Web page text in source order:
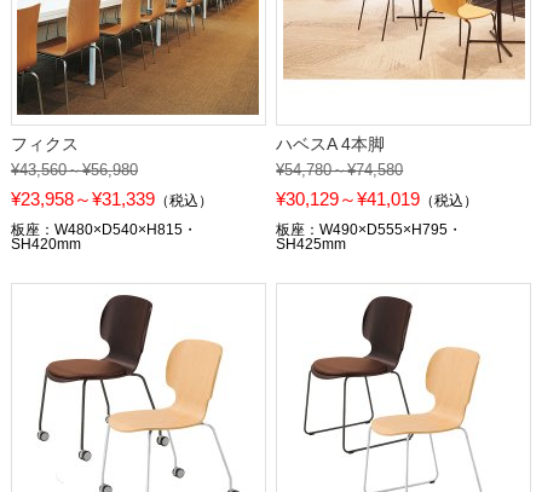
フィクス
¥43,560～¥56,980
¥23,958～¥31,339（税込）
板座：W480×D540×H815・
SH420mm
ハベスA 4本脚
¥54,780～¥74,580
¥30,129～¥41,019 （税込）
板座：W490×D555×H795・
SH425mm